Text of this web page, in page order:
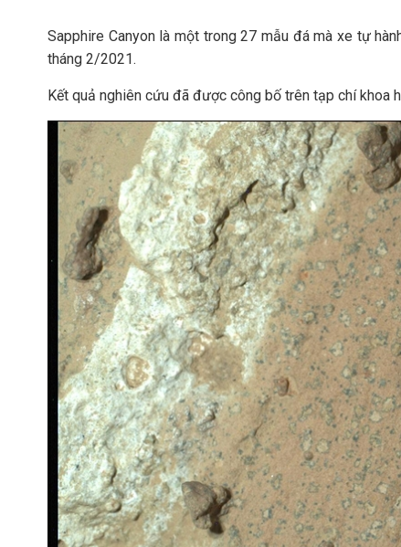
Sapphire Canyon là một trong 27 mẫu đá mà xe tự
tháng 2/2021.
Kết quả nghiên cứu đã được công bố trên tạp chí khoa